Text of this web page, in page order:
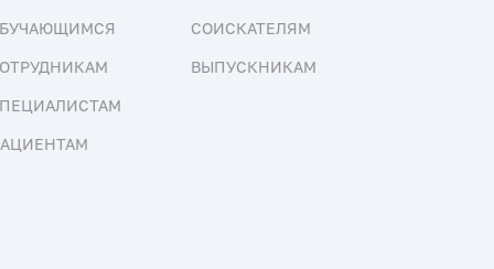
СОИСКАТЕЛЯМ
ВЫПУСКНИКАМ